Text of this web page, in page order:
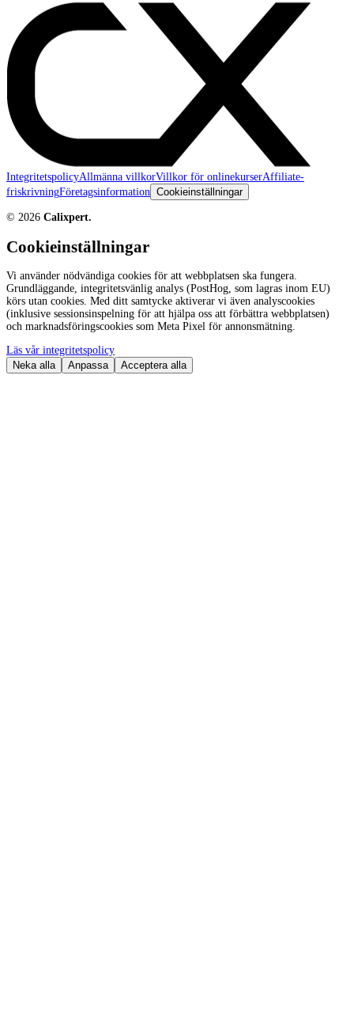
IntegritetspolicyAllmänna villkorVillkor för onlinekurserAffiliate-
friskrivningFöretagsinformation Cookieinställningar
© 2026 Calixpert.
Cookieinställningar
Vi använder nödvändiga cookies för att webbplatsen ska fungera.
Grundläggande, integritetsvänlig analys (PostHog, som lagras inom EU)
körs utan cookies. Med ditt samtycke aktiverar vi även analyscookies
(inklusive sessionsinspelning för att hjälpa oss att förbättra webbplatsen)
och marknadsföringscookies som Meta Pixel för annonsmätning.
Läs vår integritetspolicy
Neka alla
Anpassa Acceptera alla